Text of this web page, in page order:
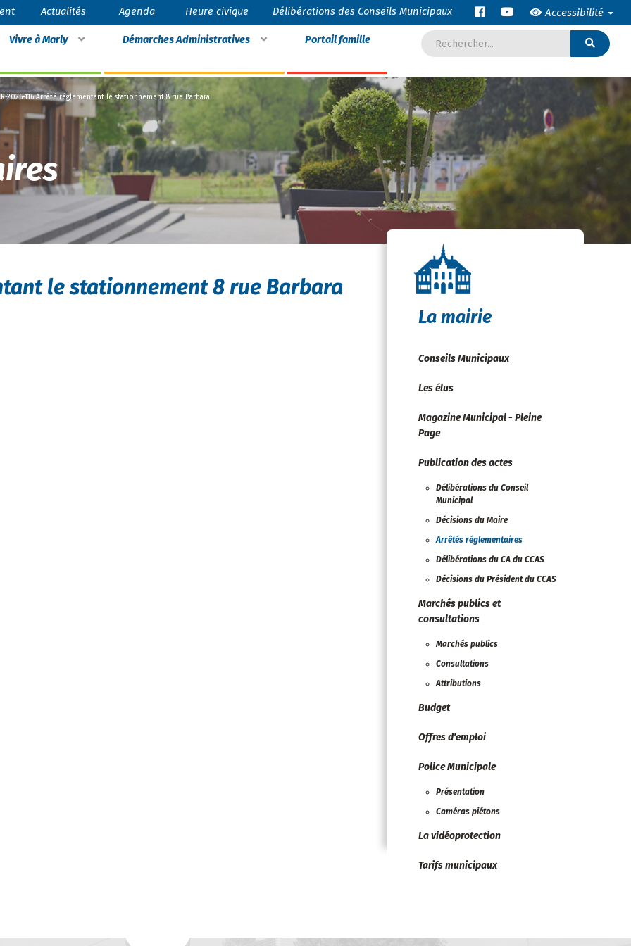
Actualités Agenda Heure civique Délibérations des Conseils Municipaux Accessibilité
Vivre à Marly Démarches Administratives Portail famille
2026-116 Arrêté réglementant le stationnement 8 rue Barbara
le stationnement 8 rue Barbara
La mairie
Conseils Municipaux
Les élus
Magazine Municipal - Pleine
Page
Publication des actes
Délibérations du Conseil
Municipal
Décisions du Maire
Arrêtés réglementaires
Délibérations du CA du CCAS
Décisions du Président du CCAS
Marchés publics et
consultations
Marchés publics
Consultations
Attributions
Budget
Offres d'emploi
Police Municipale
Présentation
Caméras piétons
La vidéoprotection
Tarifs municipaux